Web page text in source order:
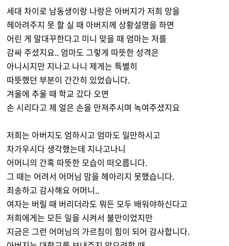
세대 차이로 남동생이랑 나랑은 아버지가 저희 망을
헤아려주지 못 할 실 때 아버지께 상황설명을 하면
어린 게 말대꾸한다고 미니 맞을 때 엄마는 저를
감싸 주셨지요.. 엄마도 그렇게 따뜻한 성격은
아니시지만 지나고 나니 제게는 특별히
따뜻했던 부분이 간간히 있었습니다.
겨울에 추울 때 학교 갔다 오면
손 시리다고 제 얼은 손을 만져주시며 녹여주셨지요
저희는 아버지도 엄하시고 엄마도 일만하시고
차가우시다 생각했는데 지나고나니
어머니의 간혹 따뜻한 모습이 떠오릅니다.
그 때는 어려서 어머님 맘을 헤아리지 못했습니다.
죄송하고 감사해요 어머니..
여자는 버릴 때 버리더라도 뭐든 모두 배워야하신다고
저희에게는 모든 일을 시켜서 불만이었지만
지금은 그런 어머님의 가르침이 힘이 되어 감사합니다.